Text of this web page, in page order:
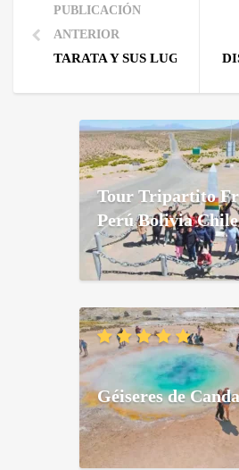
PUBLICACIÓN
ANTERIOR
TARATA Y SUS LUGARES
Tour Tripartito
Perú Bolivia Chile
Géiseres de